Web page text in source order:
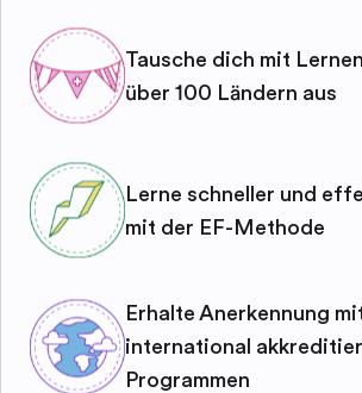
Tausche dich mit
über 100 Ländern aus
Lerne schneller und
mit der EF-Methode
Erhalte Anerkennung
international
Programmen